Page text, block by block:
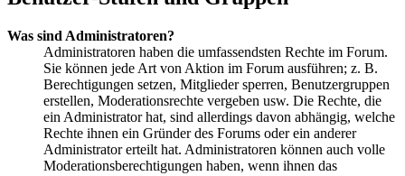
Was sind Administratoren?
Administratoren haben die umfassendsten Rechte im Forum.
Sie können jede Art von Aktion im Forum ausführen; z. B.
Berechtigungen setzen, Mitglieder sperren, Benutzergruppen
erstellen, Moderationsrechte vergeben usw. Die Rechte, die
ein Administrator hat, sind allerdings davon abhängig, welche
Rechte ihnen ein Gründer des Forums oder ein anderer
Administrator erteilt hat. Administratoren können auch volle
Moderationsberechtigungen haben, wenn ihnen das